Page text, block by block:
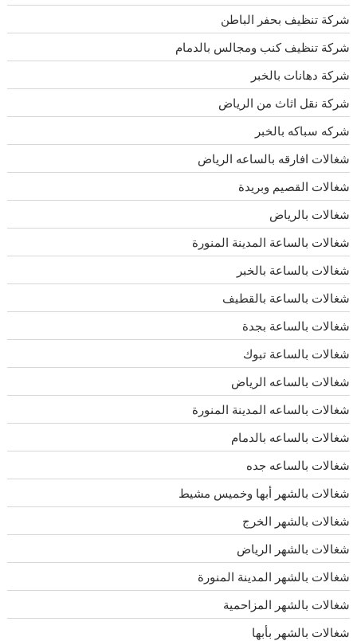
شركة تنظيف بحفر الباطن
شركة تنظيف كنب ومجالس بالدمام
شركة دهانات بالخبر
شركة نقل اثاث من الرياض
شركه سباكه بالخبر
شغالات افارقه بالساعه الرياض
شغالات القصيم وبريدة
شغالات بالرياض
شغالات بالساعة المدينة المنورة
شغالات بالساعة بالخبر
شغالات بالساعة بالقطيف
شغالات بالساعة بجدة
شغالات بالساعة تبوك
شغالات بالساعه الرياض
شغالات بالساعه المدينة المنورة
شغالات بالساعه بالدمام
شغالات بالساعه جده
شغالات بالشهر أبها وخميس مشيط
شغالات بالشهر الخرج
شغالات بالشهر الرياض
شغالات بالشهر المدينة المنورة
شغالات بالشهر المزاحمية
شغالات بالشهر بأبها